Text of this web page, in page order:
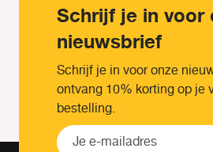
Schrijf je in voor
nieuwsbrief
Schrijf je in voor onze
ontvang 10% korting op je
bestelling.